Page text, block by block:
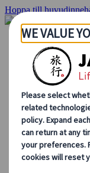
Hoppa till
Hemsidan
Resor
Semester
Utflykter
Japan Rail Pass
Hur vi arbetar
Om oss
Vårt team
Bli en del